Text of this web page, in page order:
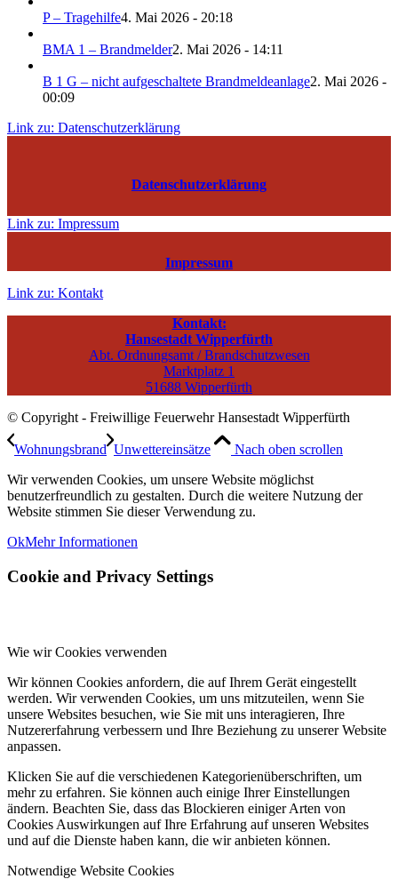
P – Tragehilfe4. Mai 2026 - 20:18
BMA 1 – Brandmelder2. Mai 2026 - 14:11
B 1 G – nicht aufgeschaltete Brandmeldeanlage2. Mai 2026 -
00:09
Link zu: Datenschutzerklärung
Datenschutzerklärung
Link zu: Impressum
Impressum
Link zu: Kontakt
Kontakt:
Hansestadt Wipperfürth
Abt. Ordnungsamt / Brandschutzwesen
Marktplatz 1
51688 Wipperfürth
© Copyright - Freiwillige Feuerwehr Hansestadt Wipperfürth
Wohnungsbrand Unwettereinsätze
Nach oben scrollen
Wir verwenden Cookies, um unsere Website möglichst
benutzerfreundlich zu gestalten. Durch die weitere Nutzung der
Website stimmen Sie dieser Verwendung zu.
OkMehr Informationen
Cookie and Privacy Settings
Wie wir Cookies verwenden
Wir können Cookies anfordern, die auf Ihrem Gerät eingestellt
werden. Wir verwenden Cookies, um uns mitzuteilen, wenn Sie
unsere Websites besuchen, wie Sie mit uns interagieren, Ihre
Nutzererfahrung verbessern und Ihre Beziehung zu unserer Website
anpassen.
Klicken Sie auf die verschiedenen Kategorienüberschriften, um
mehr zu erfahren. Sie können auch einige Ihrer Einstellungen
ändern. Beachten Sie, dass das Blockieren einiger Arten von
Cookies Auswirkungen auf Ihre Erfahrung auf unseren Websites
und auf die Dienste haben kann, die wir anbieten können.
Notwendige Website Cookies